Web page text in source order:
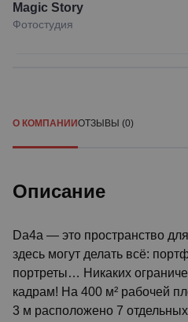
Magic Story
Фотостудия
О КОМПАНИИОТЗЫВЫ (0)
Описание
Da4a — это пространство
здесь могут делать всё:
портреты… Никаких
кадрам! На 400 м² рабочей
3 м расположено 7